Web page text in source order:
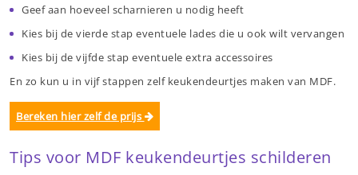
Geef aan hoeveel scharnieren u nodig heeft
Kies bij de vierde stap eventuele lades die u ook wilt vervangen
Kies bij de vijfde stap eventuele extra accessoires
En zo kun u in vijf stappen zelf keukendeurtjes maken van MDF.
Bereken hier zelf de prijs
Tips voor MDF keukendeurtjes schilderen